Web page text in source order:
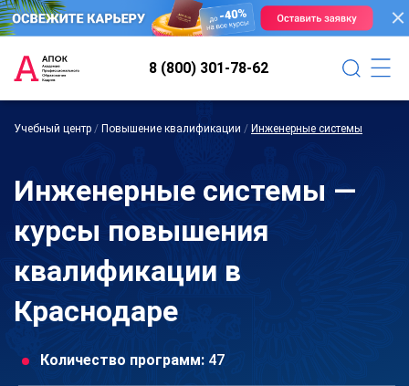
8 (800) 301-78-62
Учебный центр / Повышение квалификации / Инженерные системы
Инженерные системы —
курсы повышения
квалификации в
Краснодаре
Количество программ: 47